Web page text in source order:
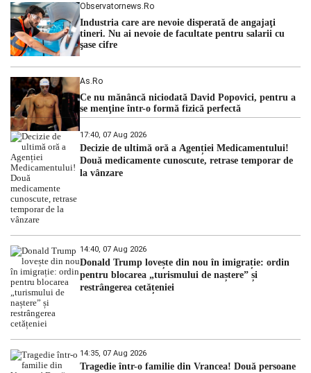
Observatornews.ro
Industria care are nevoie disperată de angajaţi
tineri. Nu ai nevoie de facultate pentru salarii cu
şase cifre
As.ro
Ce nu mănâncă niciodată David Popovici, pentru a
se menţine într-o formă fizică perfectă
17:40, 07 Aug 2026
Decizie de ultimă oră a Agenției Medicamentului!
Două medicamente cunoscute, retrase temporar de
la vânzare
14:40, 07 Aug 2026
Donald Trump lovește din nou în imigrație: ordin
pentru blocarea „turismului de naștere” și
restrângerea cetățeniei
14:35, 07 Aug 2026
Tragedie într-o familie din Vrancea! Două persoane